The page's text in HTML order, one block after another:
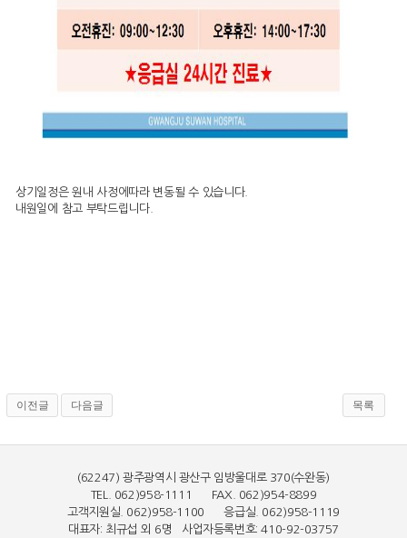
상기일정은 원내 사정에따라 변동될 수 있습니다.
내원일에 참고 부탁드립니다.
이전글 다음글 목록
(62247) 광주광역시 광산구 임방울대로 370(수완동)
TEL. 062)958-1111 FAX. 062)954-8899
고객지원실. 062)958-1100 응급실. 062)958-1119
대표자: 최규섭 외 6명 사업자등록번호: 410-92-03757